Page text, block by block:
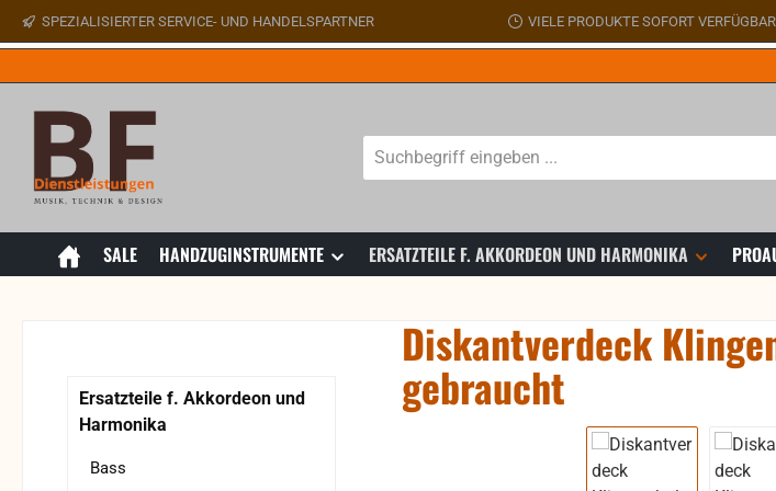
Hauptinhalt springen
Zur Suche springen
Zur Hauptnavigation springen
SPEZIALISIERTER SERVICE- UND HANDELSPARTNER VIELE PRODUKTE SOFORT
SALE HANDZUGINSTRUMENTE ERSATZTEILE F. AKKORDEON UND HARMONIKA
Ersatzteile f. Akkordeon und
Harmonika
Bass
Diskantverdeck
gebraucht
Bildergalerie überspringen